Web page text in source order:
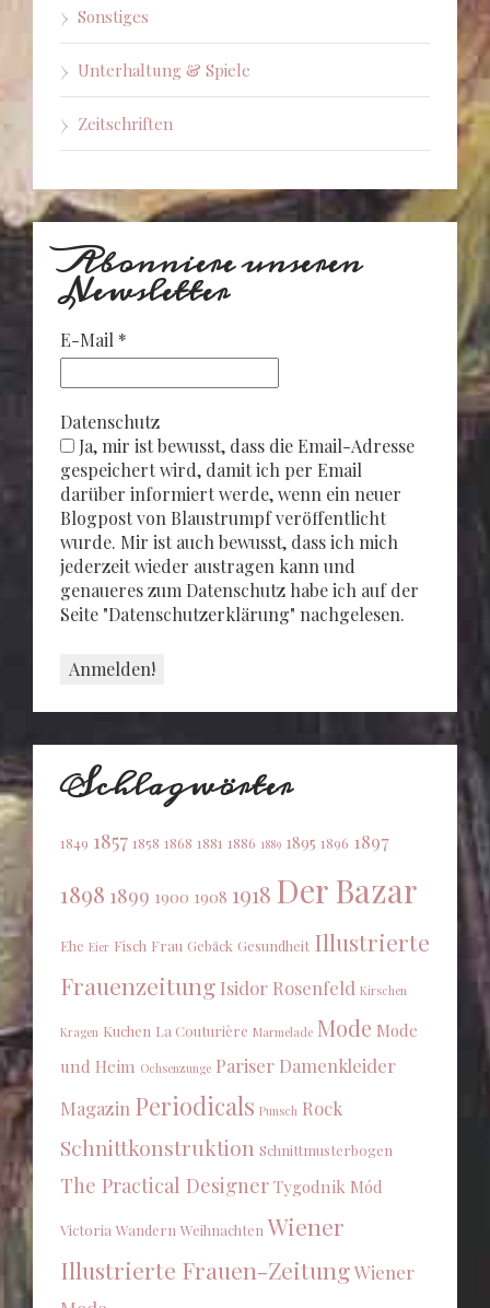
Sonstiges
Unterhaltung & Spiele
Zeitschriften
Abonniere unseren
Newsletter
E-Mail *
Datenschutz
Ja, mir ist bewusst, dass die Email-Adresse
gespeichert wird, damit ich per Email
darüber informiert werde, wenn ein neuer
Blogpost von Blaustrumpf veröffentlicht
wurde. Mir ist auch bewusst, dass ich mich
jederzeit wieder austragen kann und
genaueres zum Datenschutz habe ich auf der
Seite "Datenschutzerklärung" nachgelesen.
Schlagwörter
1849 1857 1858 1868 1881 1886 1889 1895 1896 1897
1898 1899 1900 1908 1918 Der Bazar
Ehe Eier Fisch Frau Gebäck Gesundheit Illustrierte
Frauenzeitung Isidor Rosenfeld Kirschen
Kragen Kuchen La Couturière Marmelade Mode Mode
und Heim Ochsenzunge Pariser Damenkleider
Magazin Periodicals Punsch Rock
Schnittkonstruktion Schnittmusterbogen
The Practical Designer Tygodnik Mód
Victoria Wandern Weihnachten Wiener
Illustrierte Frauen-ZeitungWiener